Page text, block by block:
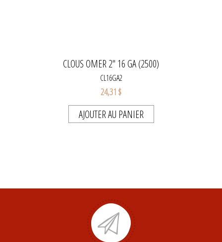
CLOUS OMER 2" 16 GA (2500)
CL16GA2
24,31 $
AJOUTER AU PANIER